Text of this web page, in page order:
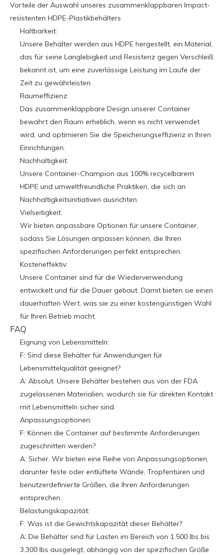
Vorteile der Auswahl unseres zusammenklappbaren Impact-
resistenten HDPE-Plastikbehälters
Haltbarkeit:
Unsere Behälter werden aus HDPE hergestellt, ein Material,
das für seine Langlebigkeit und Resistenz gegen Verschleiß
bekannt ist, um eine zuverlässige Leistung im Laufe der
Zeit zu gewährleisten.
Raumeffizienz:
Das zusammenklappbare Design unserer Container
bewahrt den Raum erheblich, wenn es nicht verwendet
wird, und optimieren Sie die Speicherungseffizienz in Ihren
Einrichtungen.
Nachhaltigkeit:
Unsere Container-Champion aus 100% recycelbarem
HDPE und umweltfreundliche Praktiken, die sich an
Nachhaltigkeitsinitiativen ausrichten.
Vielseitigkeit:
Wir bieten anpassbare Optionen für unsere Container,
sodass Sie Lösungen anpassen können, die Ihren
spezifischen Anforderungen perfekt entsprechen.
Kosteneffektiv:
Unsere Container sind für die Wiederverwendung
entwickelt und für die Dauer gebaut. Damit bieten sie einen
dauerhaften Wert, was sie zu einer kostengünstigen Wahl
für Ihren Betrieb macht.
FAQ
Eignung von Lebensmitteln:
F: Sind diese Behälter für Anwendungen für
Lebensmittelqualität geeignet?
A: Absolut. Unsere Behälter bestehen aus von der FDA
zugelassenen Materialien, wodurch sie für direkten Kontakt
mit Lebensmitteln sicher sind.
Anpassungsoptionen:
F: Können die Container auf bestimmte Anforderungen
zugeschnitten werden?
A: Sicher. Wir bieten eine Reihe von Anpassungsoptionen,
darunter feste oder entlüftete Wände, Tropfentüren und
benutzerdefinierte Größen, die Ihren Anforderungen
entsprechen.
Belastungskapazität:
F: Was ist die Gewichtskapazität dieser Behälter?
A: Die Behälter sind für Lasten im Bereich von 1.500 lbs bis
3.300 lbs ausgelegt, abhängig von der spezifischen Größe